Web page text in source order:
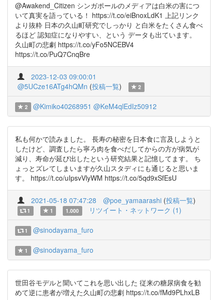
@Awakend_Citizen シンガポールのメディアは白米の害につ
いて真実を語っている！ https://t.co/eiBnoxLdK1 上記リンク
より抜粋 日本の久山町研究でしっかり と白米をたくさん食べ
るほど 認知症になりやすい、という データも出ています。
久山町の悲劇 https://t.co/yFo5NCEBV4
https://t.co/PuQ7CnqBre
2023-12-03 09:00:01
@5UCze16ATg4hQMn (投稿一覧) 2
2 @Kimiko40268951 @KeM4qlEdIz50912
私も何かで読みました。 長寿の秘密を日本食に言及しようと
したけど、調査したら寧ろ肉を食べだしてからの方が病気が
減り、寿命が延び出したという研究結果と記憶してます。 ち
ょっとズレてしまいますが久山スタディにも通じると思いま
す。 https://t.co/uIpsvVlyWM https://t.co/5qd9xSfEsU
2021-05-18 07:47:28 @poe_yamaarashi (投稿一覧)
1 1 1.000 リツイート・ネットワーク (1)
1 @sinodayama_furo
1 @sinodayama_furo
世田谷モデルと聞いてこれを思い出した 従来の糖尿病食を勧
めて逆に患者が増えた久山町の悲劇 https://t.co/fMd9PLhxLB